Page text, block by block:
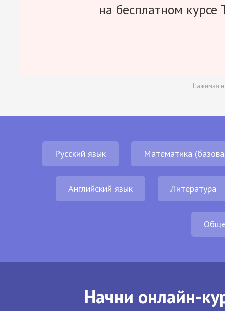
на бесплатном курсе
Нажимая
Русский язык Математика
Английский язык Литература
Начни онлайн-